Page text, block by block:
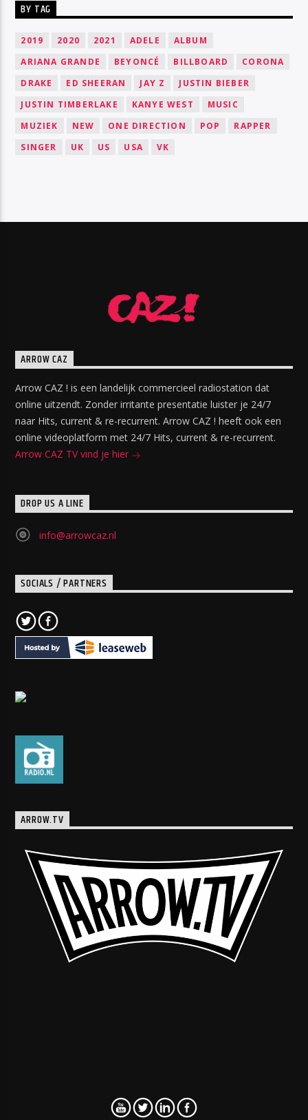
BY TAG
2019 2020 2021 ADELE
ALBUM
ARIANA GRANDE
BEYONCÉ BILLBOARD
CORONA
DRAKE
ED SHEERAN JAY Z
JUSTIN BIEBER
JUSTIN TIMBERLAKE
KANYE WEST
MUSIC
MUZIEK
NEW ONE DIRECTION POP
RAPPER
SINGER
UK US USA VK
ARROW CAZ
Arrow CAZ ! is een landelijk commercieel radiostation dat
online uitzendt. Zonder irritante presentatie luister je 24/7
naar Hits, current & re-recurrent. Arrow CAZ ! heeft ook een
online videoplatform met 24/7 Hits, current & re-recurrent.
Arrow CAZ TV vind je hier
DROP US A LINE
info@arrowcaz.nl
SOCIALS / PARTNERS
ARROW.TV